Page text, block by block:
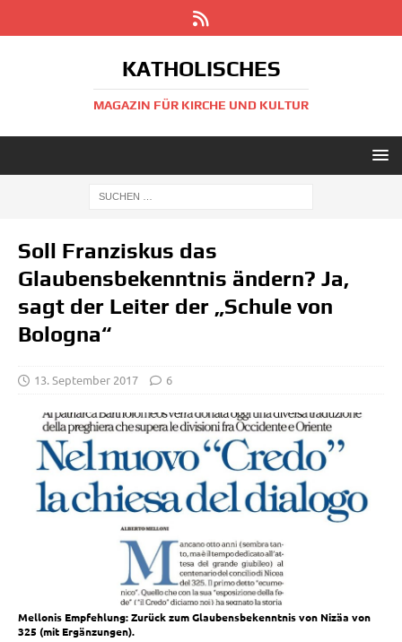
KATHOLISCHES
MAGAZIN FÜR KIRCHE UND KULTUR
Soll Franziskus das
Glaubensbekenntnis ändern? Ja,
sagt der Leiter der „Schule von
Bologna“
13. September 2017 6
Mellonis Empfehlung: Zurück zum Glaubensbekenntnis von Nizäa von
325 (mit Ergänzungen).